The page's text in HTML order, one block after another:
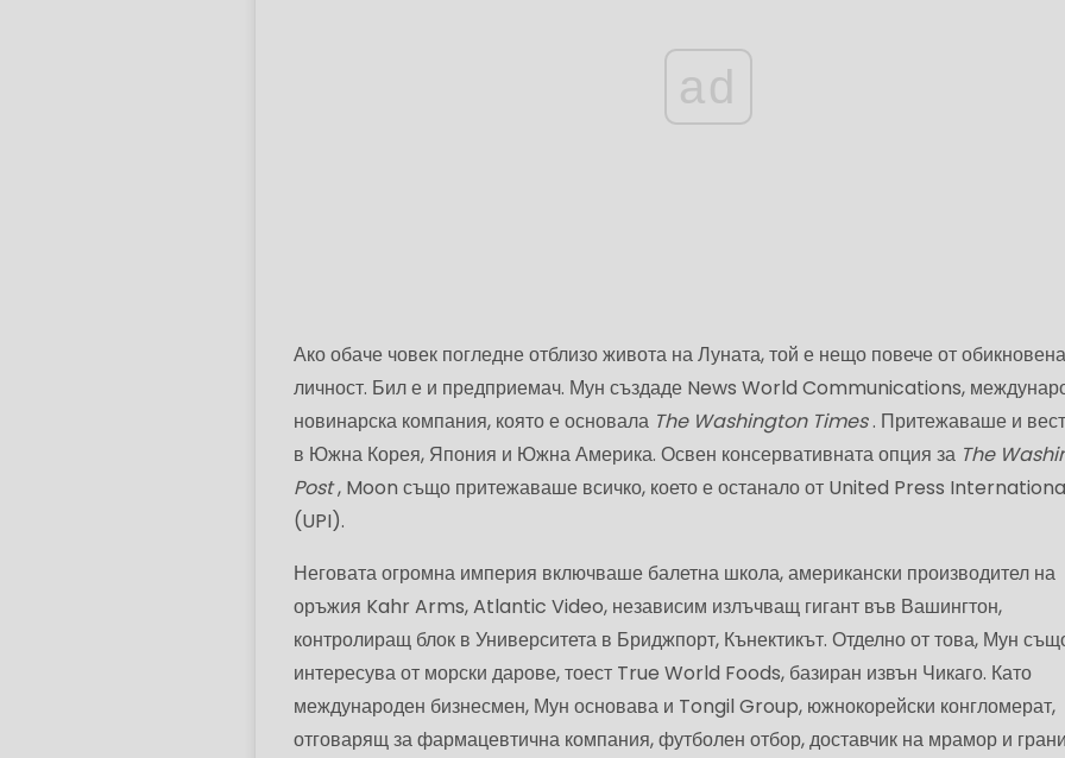
ad
Ако обаче човек погледне отблизо живота на Луната, той е нещо повече от обикновена
личност. Бил е и предприемач. Мун създаде News World Communications,
новинарска компания, която е основала The Washington Times. Притежаваше и
в Южна Корея, Япония и Южна Америка. Освен консервативната опция за The
Post, Moon също притежаваше всичко, което е останало от United Press
(UPI).
Неговата огромна империя включваше балетна школа, американски производител на
оръжия Kahr Arms, Atlantic Video, независим излъчващ гигант във Вашингтон,
контролиращ блок в Университета в Бриджпорт, Кънектикът. Отделно от това, Мун
интересува от морски дарове, тоест True World Foods, базиран извън Чикаго. Като
международен бизнесмен, Мун основава и Tongil Group, южнокорейски конгломерат,
отговарящ за фармацевтична компания, футболен отбор, доставчик на мрамор и